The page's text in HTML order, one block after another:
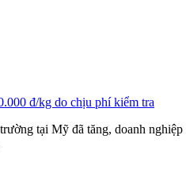
đ/kg do chịu phí kiểm tra
tại Mỹ đã tăng, doanh nghiệp